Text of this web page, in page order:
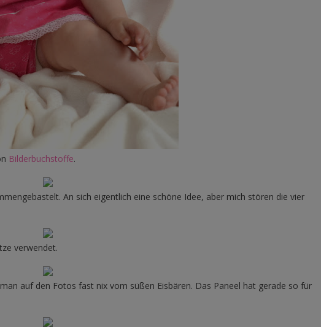
Bilderbuchstoffe.
An sich eigentlich eine schöne Idee, aber mich stören die vier
verwendet.
auf den Fotos fast nix vom süßen Eisbären. Das Paneel hat gerade so für